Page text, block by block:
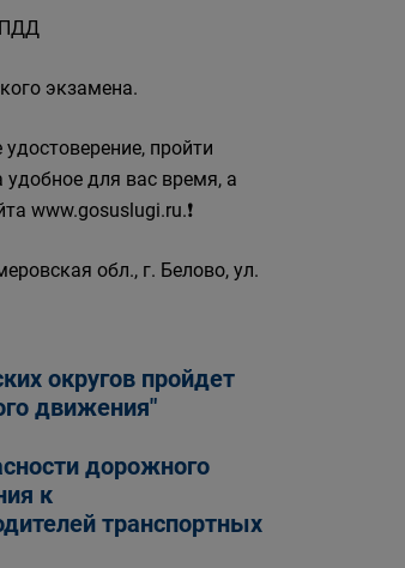
ПДД
экзамена.
удостоверение, пройти
удобное для вас время, а
www.gosuslugi.ru.❗
обл., г. Белово, ул.
округов пройдет
движения"
дорожного
к
транспортных